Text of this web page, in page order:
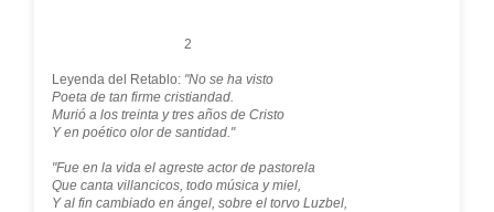
2
Leyenda del Retablo: "No se ha visto
Poeta de tan firme cristiandad.
Murió a los treinta y tres años de Cristo
Y en poético olor de santidad."
"Fue en la vida el agreste actor de pastorela
Que canta villancicos, todo música y miel,
Y al fin cambiado en ángel, sobre el torvo Luzbel,